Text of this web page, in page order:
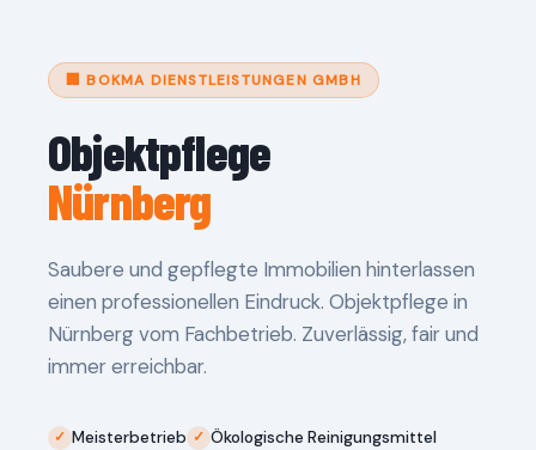
🏢 BOKMA DIENSTLEISTUNGEN GMBH
Objektpflege
Nürnberg
Saubere und gepflegte Immobilien hinterlassen
einen professionellen Eindruck. Objektpflege in
Nürnberg vom Fachbetrieb. Zuverlässig, fair und
immer erreichbar.
Meisterbetrieb
Ökologische Reinigungsmittel